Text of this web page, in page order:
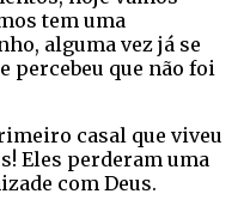
tem uma
alguma vez já se
percebeu que não foi
casal que viveu
Eles perderam uma
com Deus.